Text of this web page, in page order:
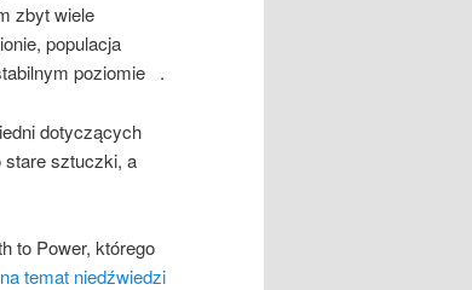
zbyt wiele
populacja
poziomie .
dotyczących
stare sztuczki, a
to Power, którego
temat niedźwiedzi